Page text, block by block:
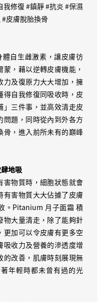
修復 #鎮靜 #抗炎 #保濕
皮膚脫胎換骨
自生雌激素，讓皮膚彷
，藉以逆轉皮膚機能，
力及復原力大大增加，擁
得自我修復同吸收時，皮
」三件事，並高效清走皮
問題，同時從內到外各方
骨，進入前所未有的巔峰
地吸
害物質時，細胞狀態就會
有害物質大大佔據了皮膚
。Pitanium 月子面霜 積
物大量清走，除了能夠針
更加可以令皮膚有更多空
吸收力及營養的滲透度增
的改善，肌膚時刻展現無
年輕時都未曾有過的光